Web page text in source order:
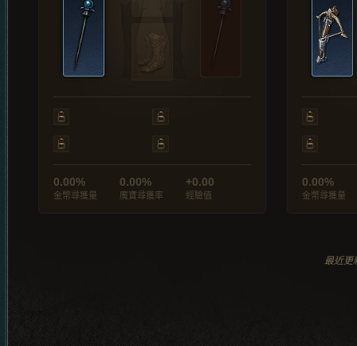
0.00%
金幣尋獲量
0.00%
魔寶尋獲率
+0.00
經驗值
0.00%
金幣尋獲量
最近更